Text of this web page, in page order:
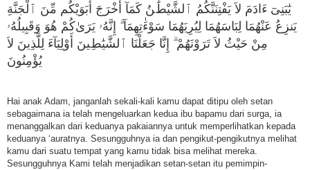
ﻳَٰﺒَﻨِﻰٓ ءَاﺩَﻡَ ﻻَ ﻳَﻔْﺘِﻨَﻨَّﻜُﻢُ ٱﻟﺸَّﻴْﻂَٰﻦُ ﻛَﻤَﺎٓ ﺃَﺧْﺮَﺝَ ﺃَﺑَﻮَﻳْﻜُﻢ ﻣِّﻦَ ٱﻟْﺠَﻨَّﺔِ
ﻳَﻨﺰِﻉُ ﻋَﻨْﻬُﻤَﺎ ﻟِﺒَﺎﺳَﻬُﻤَﺎ ﻟِﻴُﺮِﻳَﻬُﻤَﺎ ﺳَﻮْءَٰﺗِﻬِﻤَﺎٓ ۗ ﺇِﻧَّﻪُۥ ﻳَﺮَﻯٰﻛُﻢْ ﻫُﻮَ ﻭَﻗَﺒِﻴﻠُﻪُۥ
ﻣِﻦْ ﺣَﻴْﺚُ ﻻَ ﺗَﺮَﻭْﻧَﻬُﻢْ ۗ ﺇِﻧَّﺎ ﺟَﻌَﻠْﻨَﺎ ٱﻟﺸَّﻴَٰﻂِﻴﻦَ ﺃَﻭْﻟِﻴَﺎٓءَ ﻟِﻠَّﺬِﻳﻦَ ﻻَ
ﻳُﺆْﻣِﻨُﻮﻥَ
Hai anak Adam, janganlah sekali-kali kamu dapat ditipu oleh setan
sebagaimana ia telah mengeluarkan kedua ibu bapamu dari surga, ia
menanggalkan dari keduanya pakaiannya untuk memperlihatkan kepada
keduanya ‘auratnya. Sesungguhnya ia dan pengikut-pengikutnya melihat
kamu dari suatu tempat yang kamu tidak bisa melihat mereka.
Sesungguhnya Kami telah menjadikan setan-setan itu pemimpin-